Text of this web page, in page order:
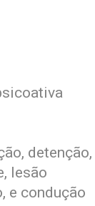
detenção,
lesão
e condução